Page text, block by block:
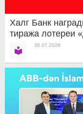
Халг Банк
тиража лотереи
30.07.2026